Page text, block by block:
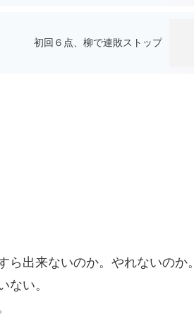
初回６点、柳で連敗ストップ
出来ないのか。やれないのか。
ない。